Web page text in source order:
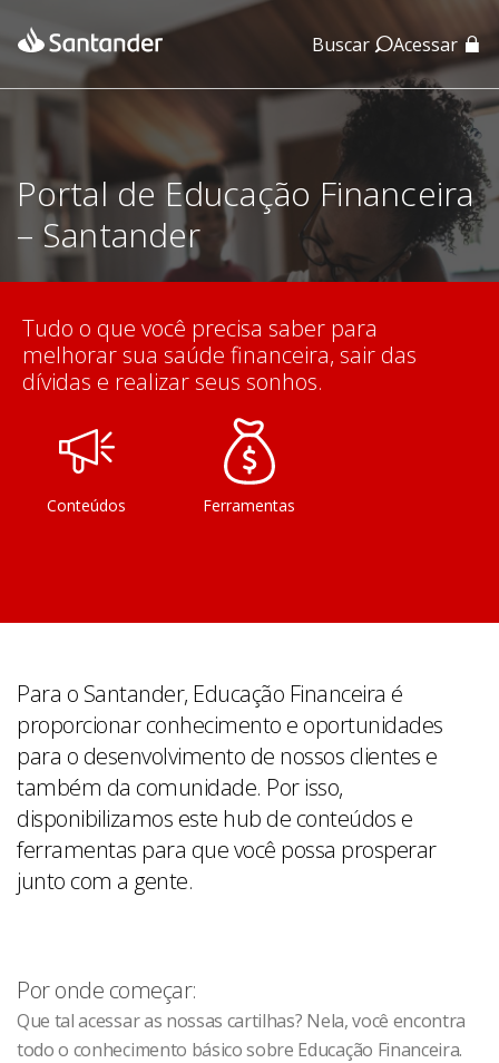
App Santander
App Santander Empresas
Buscar Acessar
Portal de Educação Financeira
– Santander
Tudo o que você precisa saber para
melhorar sua saúde financeira, sair das
dívidas e realizar seus sonhos.
Conteúdos Ferramentas
Para o Santander, Educação Financeira é
proporcionar conhecimento e oportunidades
para o desenvolvimento de nossos clientes e
também da comunidade. Por isso,
disponibilizamos este hub de conteúdos e
ferramentas para que você possa prosperar
junto com a gente.
Por onde começar:
Que tal acessar as nossas cartilhas? Nela, você encontra
todo o conhecimento básico sobre Educação Financeira.